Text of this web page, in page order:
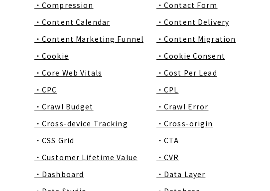
・Compression
・Contact Form
・Content Calendar
・Content Delivery
・Content Marketing Funnel
・Content Migration
・Cookie
・Cookie Consent
・Core Web Vitals
・Cost Per Lead
・CPC
・CPL
・Crawl Budget
・Crawl Error
・Cross-device Tracking
・Cross-origin
・CSS Grid
・CTA
・Customer Lifetime Value
・CVR
・Dashboard
・Data Layer